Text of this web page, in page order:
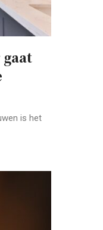
is het